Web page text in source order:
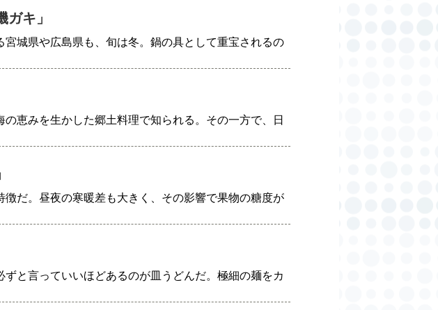
キ」
城県や広島県も、旬は冬。鍋の具として重宝されるの
恵みを生かした郷土料理で知られる。その一方で、日
だ。昼夜の寒暖差も大きく、その影響で果物の糖度が
と言っていいほどあるのが皿うどんだ。極細の麺をカ